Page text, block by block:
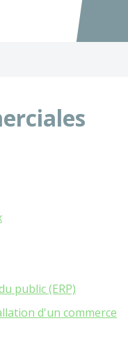
Accéder
public (ERP)
d'un commerce